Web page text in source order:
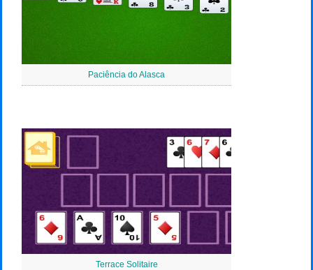
Paciência do Alasca
Terrace Solitaire